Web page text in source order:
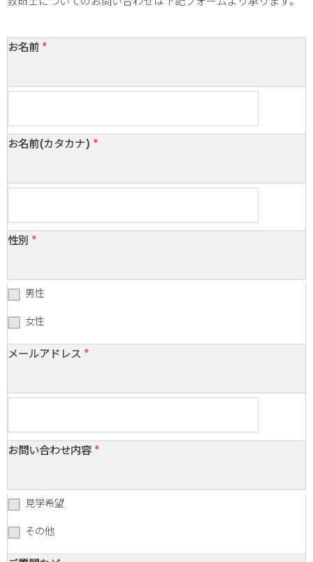
救命士についてのお問い合わせは下記フォームより承ります。
お名前 *
お名前(カタカナ) *
性別 *
男性
女性
メールアドレス *
お問い合わせ内容 *
見学希望
その他